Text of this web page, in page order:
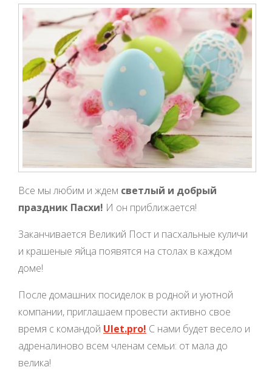
Все мы любим и ждем светлый и добрый
праздник Пасхи! И он приближается!
Заканчивается Великий Пост и пасхальные куличи
и крашеные яйца появятся на столах в каждом
доме!
После домашних посиделок в родной и уютной
компании, приглашаем провести активно свое
время с командой Ulet.pro! С нами будет весело и
адреналиново всем членам семьи: от мала до
велика!